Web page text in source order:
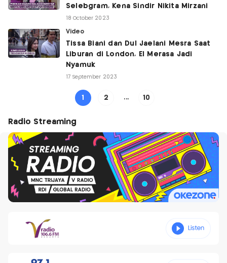
Selebgram, Kena Sindir Nikita Mirzani
18 October 2023
Video
Tissa Biani dan Dul Jaelani Mesra Saat
Liburan di London, El Merasa Jadi
Nyamuk
17 September 2023
1 2 ... 10
Radio Streaming